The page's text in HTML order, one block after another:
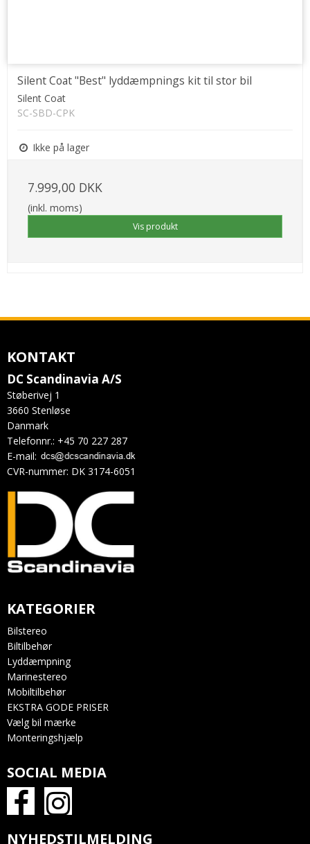
Silent Coat "Best" lyddæmpnings kit til stor bil
Silent Coat
SC-SBD-CPK
Ikke på lager
7.999,00 DKK
(inkl. moms)
Vis produkt
KONTAKT
DC Scandinavia A/S
Støberivej 1
3660 Stenløse
Danmark
Telefonnr.: +45 70 227 287
E-mail:
CVR-nummer: DK 3174-6051
KATEGORIER
Bilstereo
Biltilbehør
Lyddæmpning
Marinestereo
Mobiltilbehør
EKSTRA GODE PRISER
Vælg bil mærke
Monteringshjælp
SOCIAL MEDIA
NYHEDSTILMELDING